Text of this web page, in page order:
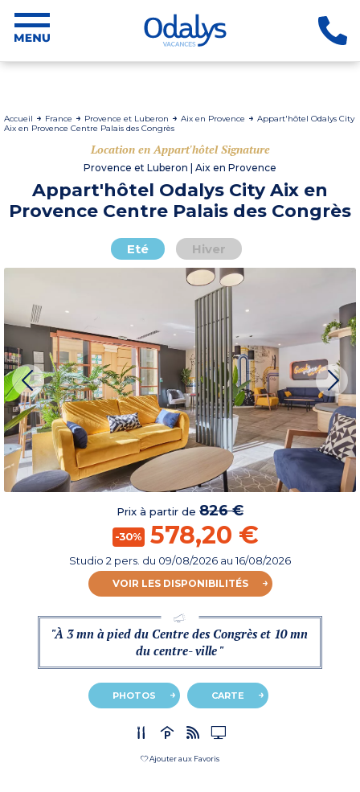
Accueil France Provence et Luberon Aix en Provence
Appart'hôtel Odalys City
Aix en Provence Centre Palais des Congrès
Location en Appart'hôtel Signature
Provence et Luberon | Aix en Provence
Appart'hôtel Odalys City Aix en
Provence Centre Palais des Congrès
Eté Hiver
Prix à partir de 826 €
-30% 578,20 €
Studio 2 pers. du 09/08/2026 au 16/08/2026
VOIR LES DISPONIBILITÉS
"À 3 mn à pied du Centre des Congrès et 10 mn
du centre- ville "
PHOTOS CARTE
Ajouter aux Favoris